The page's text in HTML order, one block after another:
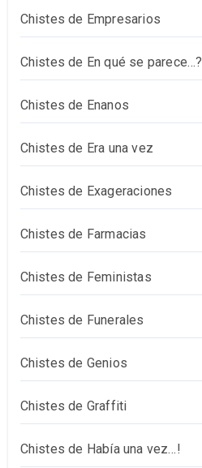
Chistes de Empresarios
Chistes de En qué se parece…?
Chistes de Enanos
Chistes de Era una vez
Chistes de Exageraciones
Chistes de Farmacias
Chistes de Feministas
Chistes de Funerales
Chistes de Genios
Chistes de Graffiti
Chistes de Había una vez…!